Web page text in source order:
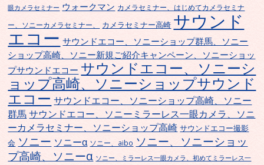
眼カメラセミナー ウォークマン カメラセミナー、はじめてカメラセミナ
ー、ソニーカメラセミナー、
カメラセミナー高崎 サウンド
エコー サウンドエコー、ソニーショップ群馬、ソニー
ショップ高崎、ソニー新規ご紹介キャンペーン、ソニーショッ
プサウンドエコー サウンドエコー、ソニーシ
ョップ高崎、ソニーショップサウンド
エコー サウンドエコー、ソニーショップ高崎、ソニー
群馬 サウンドエコー、ソニーミラーレス一眼カメラ、ソニ
ーカメラセミナー、ソニーショップ高崎 サウンドエコー撮影
会 ソニー ソニーα ソニー、aibo ソニー、ソニーショッ
プ高崎、ソニーα ソニー、ミラーレス一眼カメラ、初めてミラーレス一